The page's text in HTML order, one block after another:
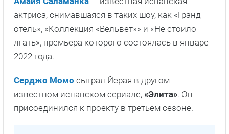
актриса, снимавшаяся в таких шоу, как «Гранд
отель», «Коллекция «Вельвет»» и «Не стоило
лгать», премьера которого состоялась в январе
2022 года.
Серджо Момо сыграл Йерая в другом
известном испанском сериале, «Элита». Он
присоединился к проекту в третьем сезоне.